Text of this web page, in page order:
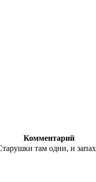
Комментарий
там одни, и